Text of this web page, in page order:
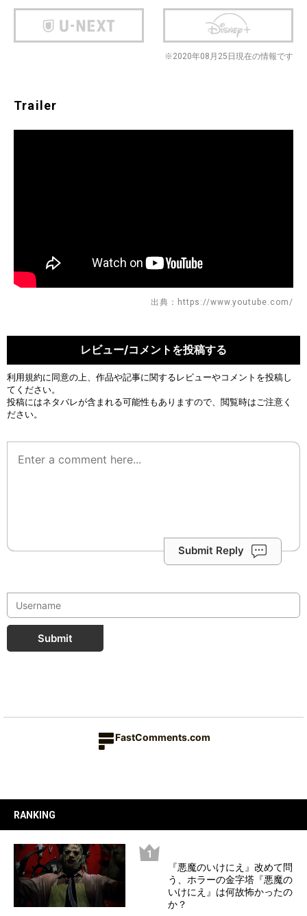
※2020年08月25日現在の情報です
Trailer
出典：https://www.youtube.com/
レビュー/コメントを投稿する
利用規約に同意の上、作品や記事に関するレビューやコメントを投稿し
てください。
投稿にはネタバレが含まれる可能性もありますので、閲覧時はご注意く
ださい。
Submit Reply
Submit
FastComments.com
RANKING
『悪魔のいけにえ』改めて問
う、ホラーの金字塔『悪魔の
いけにえ』は何故怖かったの
か？